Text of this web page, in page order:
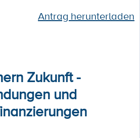
Antrag herunterladen
Zukunft -
und